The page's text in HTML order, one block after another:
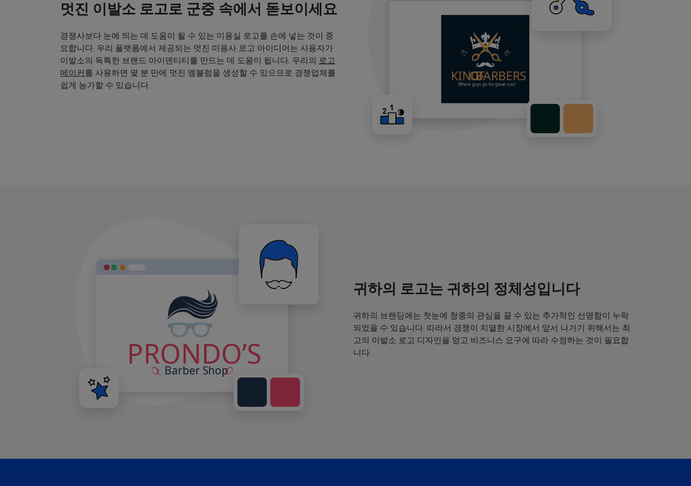
멋진 이발소 로고로 군중 속에서 돋보이세요
경쟁사보다 눈에 띄는 데 도움이 될 수 있는 미용실 로고를 손에 넣는 것이 중
요합니다. 우리 플랫폼에서 제공되는 멋진 미용사 로고 아이디어는 사용자가
이발소의 독특한 브랜드 아이덴티티를 만드는 데 도움이 됩니다. 우리의 로고
메이커 를 사용하면 몇 분 만에 멋진 엠블럼을 생성할 수 있으므로 경쟁업체를
쉽게 능가할 수 있습니다.
귀하의 로고는 귀하의 정체성입니다
귀하의 브랜딩에는 첫눈에 청중의 관심을 끌 수 있는 추가적인 선명함이 누락
되었을 수 있습니다. 따라서 경쟁이 치열한 시장에서 앞서 나가기 위해서는 최
고의 이발소 로고 디자인을 얻고 비즈니스 요구에 따라 수정하는 것이 필요합
니다.